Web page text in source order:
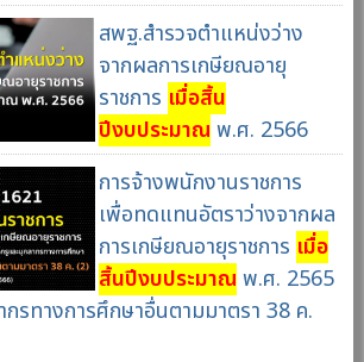
สพฐ.สำรวจตำแหน่งว่าง
จากผลการเกษียณอายุ
ราชการ เมื่อสิ้น
ปีงบประมาณ พ.ศ. 2566
การจ้างพนักงานราชการ
เพื่อทดแทนอัตราว่างจากผล
การเกษียณอายุราชการ เมื่อ
สิ้นปีงบประมาณ พ.ศ. 2565
รทางการศึกษาอื่นตามมาตรา 38 ค.